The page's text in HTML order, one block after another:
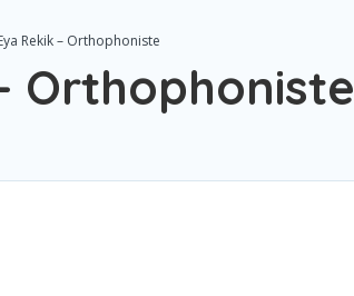
Rekik – Orthophoniste
Orthophoniste